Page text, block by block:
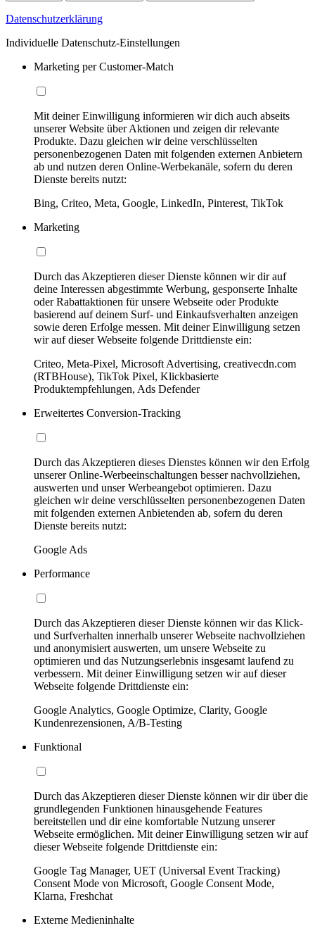
Datenschutzerklärung
Individuelle Datenschutz-Einstellungen
Marketing per Customer-Match
Mit deiner Einwilligung informieren wir dich auch abseits
unserer Website über Aktionen und zeigen dir relevante
Produkte. Dazu gleichen wir deine verschlüsselten
personenbezogenen Daten mit folgenden externen Anbietern
ab und nutzen deren Online-Werbekanäle, sofern du deren
Dienste bereits nutzt:
Bing, Criteo, Meta, Google, LinkedIn, Pinterest, TikTok
Marketing
Durch das Akzeptieren dieser Dienste können wir dir auf
deine Interessen abgestimmte Werbung, gesponserte Inhalte
oder Rabattaktionen für unsere Webseite oder Produkte
basierend auf deinem Surf- und Einkaufsverhalten anzeigen
sowie deren Erfolge messen. Mit deiner Einwilligung setzen
wir auf dieser Webseite folgende Drittdienste ein:
Criteo, Meta-Pixel, Microsoft Advertising, creativecdn.com
(RTBHouse), TikTok Pixel, Klickbasierte
Produktempfehlungen, Ads Defender
Erweitertes Conversion-Tracking
Durch das Akzeptieren dieses Dienstes können wir den Erfolg
unserer Online-Werbeeinschaltungen besser nachvollziehen,
auswerten und unser Werbeangebot optimieren. Dazu
gleichen wir deine verschlüsselten personenbezogenen Daten
mit folgenden externen Anbietenden ab, sofern du deren
Dienste bereits nutzt:
Google Ads
Performance
Durch das Akzeptieren dieser Dienste können wir das Klick-
und Surfverhalten innerhalb unserer Webseite nachvollziehen
und anonymisiert auswerten, um unsere Webseite zu
optimieren und das Nutzungserlebnis insgesamt laufend zu
verbessern. Mit deiner Einwilligung setzen wir auf dieser
Webseite folgende Drittdienste ein:
Google Analytics, Google Optimize, Clarity, Google
Kundenrezensionen, A/B-Testing
Funktional
Durch das Akzeptieren dieser Dienste können wir dir über die
grundlegenden Funktionen hinausgehende Features
bereitstellen und dir eine komfortable Nutzung unserer
Webseite ermöglichen. Mit deiner Einwilligung setzen wir auf
dieser Webseite folgende Drittdienste ein:
Google Tag Manager, UET (Universal Event Tracking)
Consent Mode von Microsoft, Google Consent Mode,
Klarna, Freshchat
Externe Medieninhalte